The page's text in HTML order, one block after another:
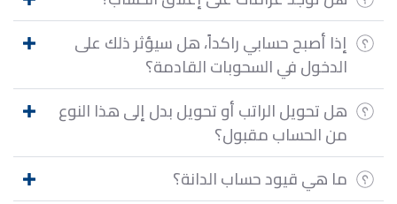
إذا أصبح حسابي راكداً، هل سيؤثر ذلك على
الدخول في السحوبات القادمة؟
هل تحويل الراتب أو تحويل بدل إلى هذا النوع
من الحساب مقبول؟
ما هي قيود حساب الدانة؟